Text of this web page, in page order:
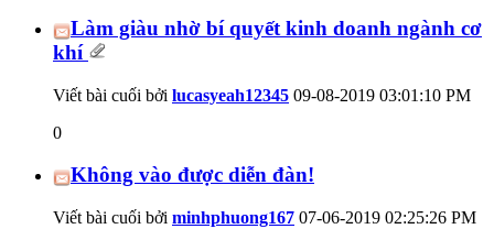
Làm giàu nhờ bí quyết kinh doanh ngành cơ
khí
Viết bài cuối bởi lucasyeah12345 09-08-2019 03:01:10 PM
0
Không vào được diễn đàn!
Viết bài cuối bởi minhphuong167 07-06-2019 02:25:26 PM